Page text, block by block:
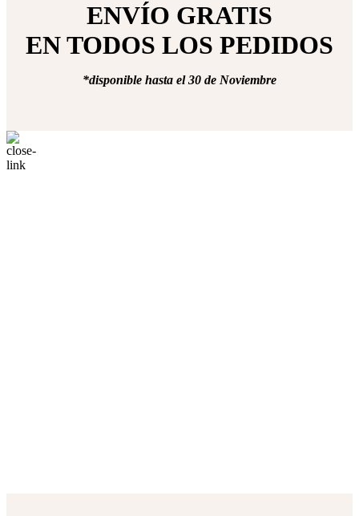
ENVÍO GRATIS
EN TODOS LOS PEDIDOS
*disponible hasta el 30 de Noviembre